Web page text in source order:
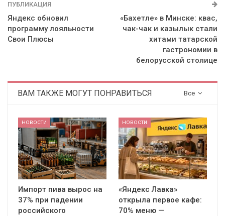
ПУБЛИКАЦИЯ
Яндекс обновил
программу лояльности
Свои Плюсы
«Бахетле» в Минске: квас,
чак-чак и казылык стали
хитами татарской
гастрономии в
белорусской столице
Все
ВАМ ТАКЖЕ МОГУТ ПОНРАВИТЬСЯ
НОВОСТИ
Импорт пива вырос на
37% при падении
российского
НОВОСТИ
«Яндекс Лавка»
открыла первое кафе:
70% меню —